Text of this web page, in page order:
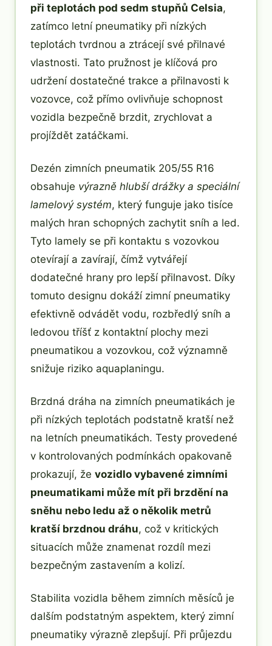
při teplotách pod sedm stupňů Celsia,
zatímco letní pneumatiky při nízkých
teplotách tvrdnou a ztrácejí své přilnavé
vlastnosti. Tato pružnost je klíčová pro
udržení dostatečné trakce a přilnavosti k
vozovce, což přímo ovlivňuje schopnost
vozidla bezpečně brzdit, zrychlovat a
projíždět zatáčkami.
Dezén zimních pneumatik 205/55 R16
obsahuje výrazně hlubší drážky a speciální
lamelový systém, který funguje jako tisíce
malých hran schopných zachytit sníh a led.
Tyto lamely se při kontaktu s vozovkou
otevírají a zavírají, čímž vytvářejí
dodatečné hrany pro lepší přilnavost. Díky
tomuto designu dokáží zimní pneumatiky
efektivně odvádět vodu, rozbředlý sníh a
ledovou tříšť z kontaktní plochy mezi
pneumatikou a vozovkou, což významně
snižuje riziko aquaplaningu.
Brzdná dráha na zimních pneumatikách je
při nízkých teplotách podstatně kratší než
na letních pneumatikách. Testy provedené
v kontrolovaných podmínkách opakovaně
prokazují, že vozidlo vybavené zimními
pneumatikami může mít při brzdění na
sněhu nebo ledu až o několik metrů
kratší brzdnou dráhu, což v kritických
situacích může znamenat rozdíl mezi
bezpečným zastavením a kolizí.
Stabilita vozidla během zimních měsíců je
dalším podstatným aspektem, který zimní
pneumatiky výrazně zlepšují. Při průjezdu